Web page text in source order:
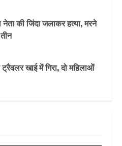
नेता की जिंदा जलाकर हत्या, मरने
खाई में गिरा, दो महिलाओं